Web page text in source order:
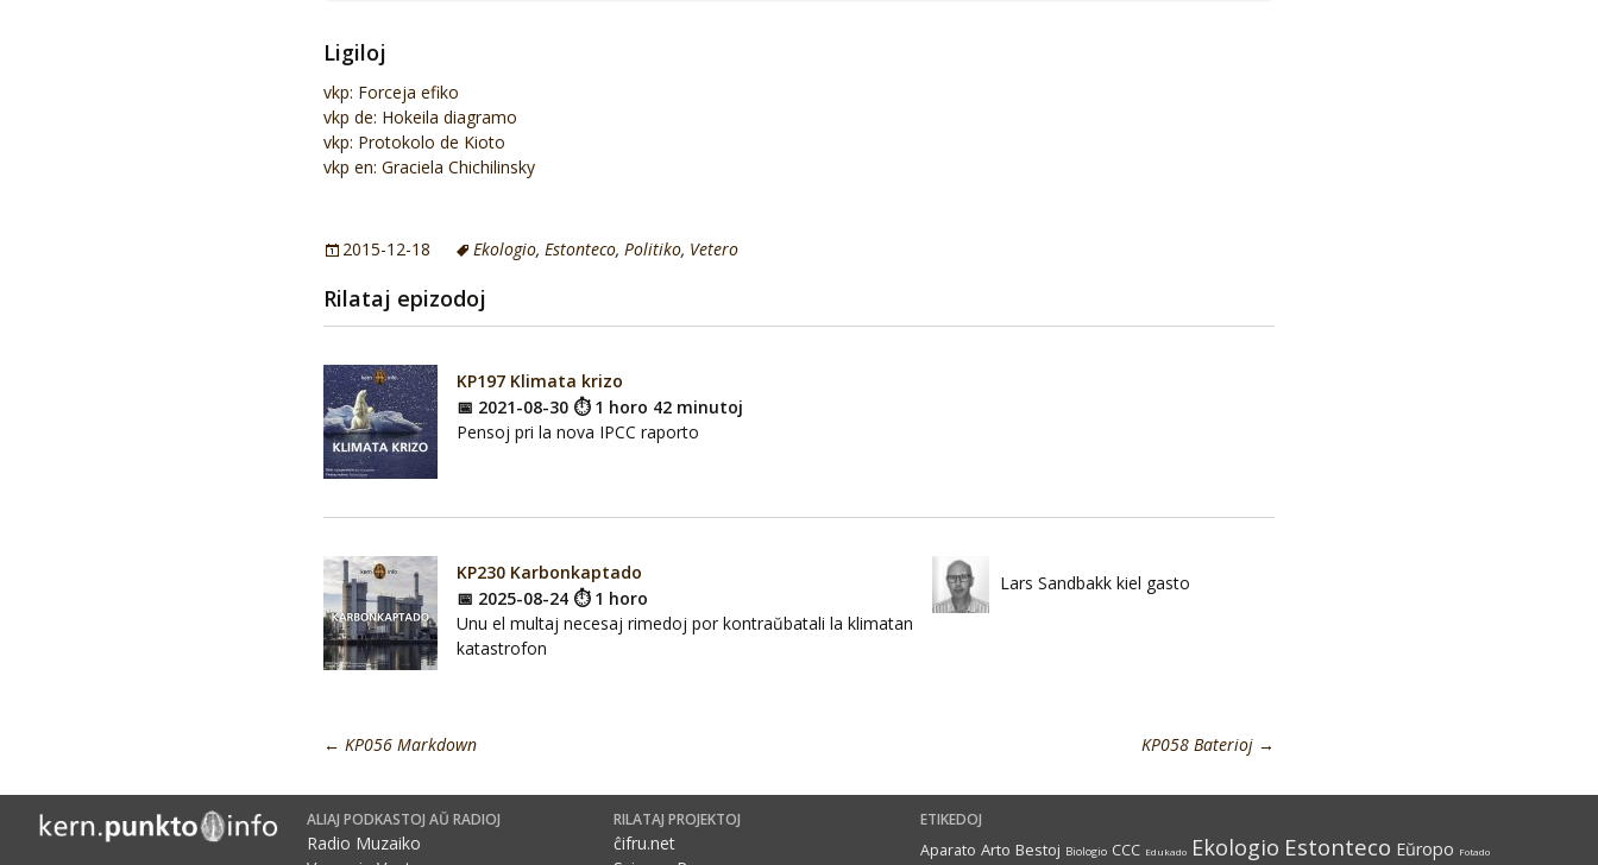
Ligiloj
vkp: Forceja efiko
vkp de: Hokeila diagramo
vkp: Protokolo de Kioto
vkp en: Graciela Chichilinsky
2015-12-18 Ekologio, Estonteco, Politiko, Vetero
Rilataj epizodoj
KP197 Klimata krizo
📅 2021-08-30 ⏱ 1 horo 42 minutoj
Pensoj pri la nova IPCC raporto
KP230 Karbonkaptado
📅 2025-08-24 ⏱ 1 horo
Unu el multaj necesaj rimedoj por kontraŭbatali la klimatan
katastrofon
Lars Sandbakk kiel gasto
← KP056 Markdown KP058 Baterioj →
ALIAJ PODKASTOJ AŬ RADIOJ
Radio Muzaiko
RILATAJ PROJEKTOJ
ĉifru.net
ETIKEDOJ
Aparato Arto Bestoj Biologio CCC Edukado Ekologio Estonteco Eŭropo Fotado